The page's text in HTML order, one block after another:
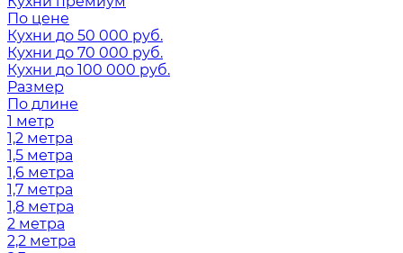
По цене
Кухни до 50 000 руб.
Кухни до 70 000 руб.
Кухни до 100 000 руб.
Размер
По длине
1 метр
1,2 метра
1,5 метра
1,6 метра
1,7 метра
1,8 метра
2 метра
2,2 метра